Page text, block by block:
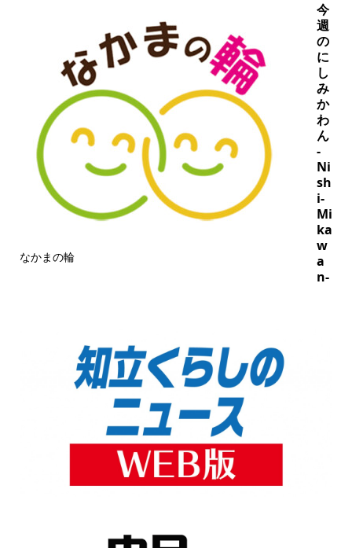
なかまの輪
今
週
の
に
し
み
か
わ
ん
-
Ni
sh
i-
Mi
ka
w
a
n-